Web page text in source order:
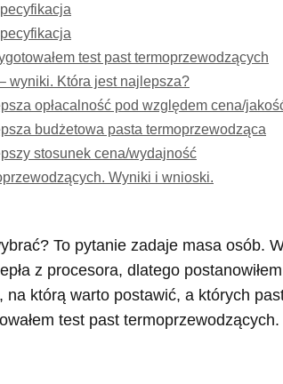
test past termoprzewodzących
wyniki. Która jest najlepsza?
opłacalność pod względem cena/
budżetowa pasta termoprzewodząca
stosunek cena/wydajność
Wyniki i wnioski.
To pytanie zadaje masa osób.
z procesora, dlatego
którą warto postawić, a których
test past